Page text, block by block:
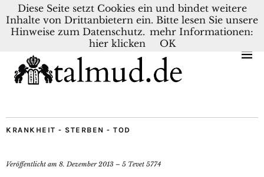
KONTAKT BLOG DEUTSCH NEDERLANDS
KRANKHEIT - STERBEN - TOD
Veröffentlicht am 8. Dezember 2013 – 5 Tevet 5774
Diese Seite setzt Cookies ein und bindet weitere
Inhalte von Drittanbietern ein. Bitte lesen Sie unsere
Hinweise zum Datenschutz. mehr Informationen:
hier klicken
OK